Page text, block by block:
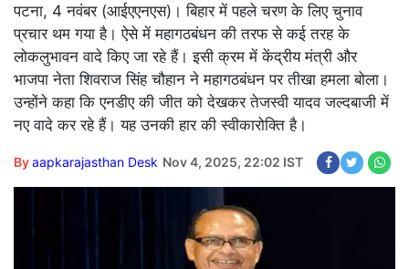
पटना, 4 नवंबर (आईएएनएस)। बिहार में पहले चरण के लिए चुनाव
प्रचार थम गया है। ऐसे में महागठबंधन की तरफ से कई तरह के
लोकलुभावन वादे किए जा रहे हैं। इसी क्रम में केंद्रीय मंत्री और
भाजपा नेता शिवराज सिंह चौहान ने महागठबंधन पर तीखा हमला बोला।
उन्होंने कहा कि एनडीए की जीत को देखकर तेजस्वी यादव जल्दबाजी में
नए वादे कर रहे हैं। यह उनकी हार की स्वीकारोक्ति है।
Byaapkarajasthan Desk Nov 4, 2025, 22:02 IST